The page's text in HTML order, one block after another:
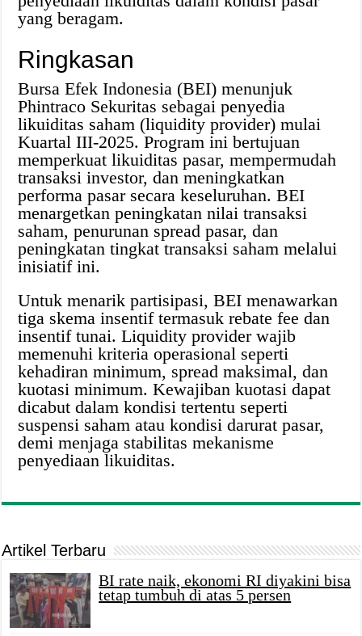
yang beragam.
Ringkasan
Bursa Efek Indonesia (BEI) menunjuk
Phintraco Sekuritas sebagai penyedia
likuiditas saham (liquidity provider) mulai
Kuartal III-2025. Program ini bertujuan
memperkuat likuiditas pasar, mempermudah
transaksi investor, dan meningkatkan
performa pasar secara keseluruhan. BEI
menargetkan peningkatan nilai transaksi
saham, penurunan spread pasar, dan
peningkatan tingkat transaksi saham melalui
inisiatif ini.
Untuk menarik partisipasi, BEI menawarkan
tiga skema insentif termasuk rebate fee dan
insentif tunai. Liquidity provider wajib
memenuhi kriteria operasional seperti
kehadiran minimum, spread maksimal, dan
kuotasi minimum. Kewajiban kuotasi dapat
dicabut dalam kondisi tertentu seperti
suspensi saham atau kondisi darurat pasar,
demi menjaga stabilitas mekanisme
penyediaan likuiditas.
Artikel Terbaru
BI rate naik, ekonomi RI diyakini bisa
tetap tumbuh di atas 5 persen